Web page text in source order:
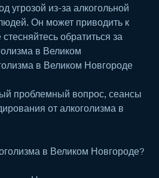
угрозой из-за алкогольной
Он может приводить к
обратиться за
в Великом
в Великом Новгороде
проблемный вопрос, сеансы
от алкоголизма в
в Великом Новгороде?